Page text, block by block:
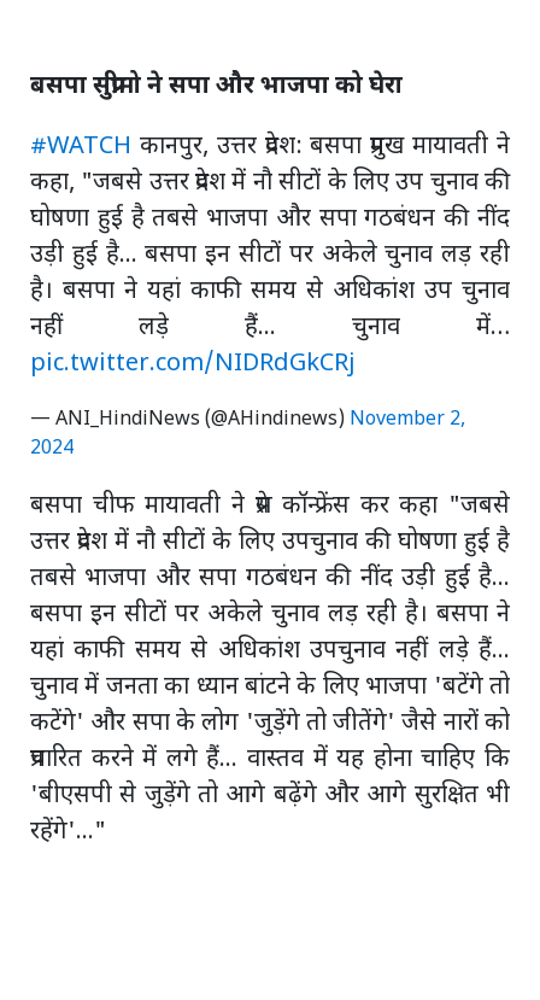
बसपा सुप्रीमो ने सपा और भाजपा को घेरा
#WATCH कानपुर, उत्तर प्रदेश: बसपा प्रमुख मायावती ने
कहा, "जबसे उत्तर प्रदेश में नौ सीटों के लिए उप चुनाव की
घोषणा हुई है तबसे भाजपा और सपा गठबंधन की नींद
उड़ी हुई है... बसपा इन सीटों पर अकेले चुनाव लड़ रही
है। बसपा ने यहां काफी समय से अधिकांश उप चुनाव
नहीं लड़े हैं... चुनाव में…
pic.twitter.com/NIDRdGkCRj
— ANI_HindiNews (@AHindinews) November 2,
2024
बसपा चीफ मायावती ने प्रेस कॉन्फ्रेंस कर कहा "जबसे
उत्तर प्रदेश में नौ सीटों के लिए उपचुनाव की घोषणा हुई है
तबसे भाजपा और सपा गठबंधन की नींद उड़ी हुई है...
बसपा इन सीटों पर अकेले चुनाव लड़ रही है। बसपा ने
यहां काफी समय से अधिकांश उपचुनाव नहीं लड़े हैं...
चुनाव में जनता का ध्यान बांटने के लिए भाजपा 'बटेंगे तो
कटेंगे' और सपा के लोग 'जुड़ेंगे तो जीतेंगे' जैसे नारों को
प्रचारित करने में लगे हैं... वास्तव में यह होना चाहिए कि
'बीएसपी से जुड़ेंगे तो आगे बढ़ेंगे और आगे सुरक्षित भी
रहेंगे'..."